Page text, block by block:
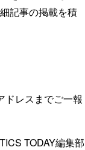
記事の掲載を積
ドレスまでご一報
TODAY編集部